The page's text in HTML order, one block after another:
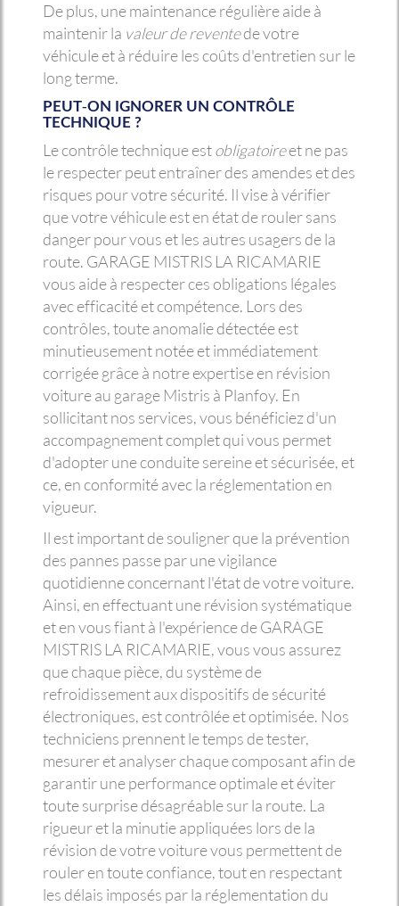
De plus, une maintenance régulière aide à
maintenir la valeur de reventede votre
véhicule et à réduire les coûts d'entretien sur le
long terme.
PEUT-ON IGNORER UN CONTRÔLE
TECHNIQUE ?
Le contrôle technique estobligatoireet ne pas
le respecter peut entraîner des amendes et des
risques pour votre sécurité. Il vise à vérifier
que votre véhicule est en état de rouler sans
danger pour vous et les autres usagers de la
route. GARAGE MISTRIS LA RICAMARIE
vous aide à respecter ces obligations légales
avec efficacité et compétence. Lors des
contrôles, toute anomalie détectée est
minutieusement notée et immédiatement
corrigée grâce à notre expertise en révision
voiture au garage Mistris à Planfoy. En
sollicitant nos services, vous bénéficiez d'un
accompagnement complet qui vous permet
d'adopter une conduite sereine et sécurisée, et
ce, en conformité avec la réglementation en
vigueur.
Il est important de souligner que la prévention
des pannes passe par une vigilance
quotidienne concernant l'état de votre voiture.
Ainsi, en effectuant une révision systématique
et en vous fiant à l'expérience de GARAGE
MISTRIS LA RICAMARIE, vous vous assurez
que chaque pièce, du système de
refroidissement aux dispositifs de sécurité
électroniques, est contrôlée et optimisée. Nos
techniciens prennent le temps de tester,
mesurer et analyser chaque composant afin de
garantir une performance optimale et éviter
toute surprise désagréable sur la route. La
rigueur et la minutie appliquées lors de la
révision de votre voiture vous permettent de
rouler en toute confiance, tout en respectant
les délais imposés par la réglementation du